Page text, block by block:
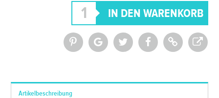
Artikelbeschreibung